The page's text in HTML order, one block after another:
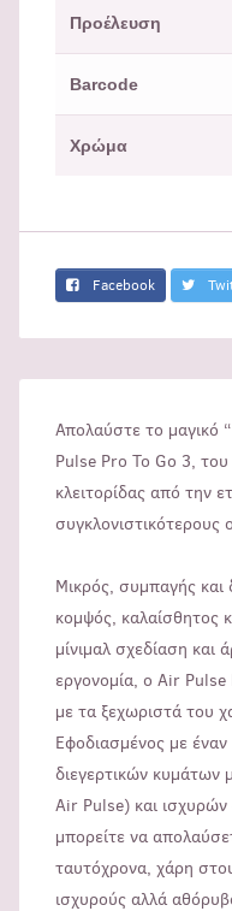
Προέλευση
Barcode
Χρώμα
Facebook
Απολαύστε το μαγικό
Pulse Pro To Go 3,
κλειτορίδας από την
Μικρός, συμπαγής και
κομψός, καλαίσθητος
μίνιμαλ σχεδίαση και
εργονομία, ο Air
με τα ξεχωριστά του
Εφοδιασμένος με
διεγερτικών κυμάτων
Air Pulse) και
μπορείτε να
ταυτόχρονα, χάρη
ισχυρούς αλλά